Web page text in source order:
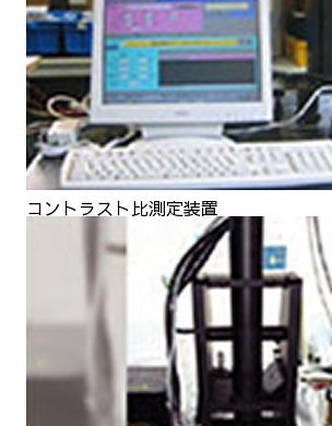
コントラスト比測定装置